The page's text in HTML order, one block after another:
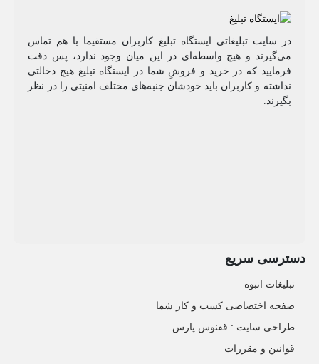
در سایت تبلیغاتی ایستگاه تبلیغ کاربران مستقیما با هم تماس
می‌گیرند و هیچ واسطه‌ای در این میان وجود ندارد، پس دقت
فرمایید که در خرید و فروشِ شما در ایستگاه تبلیغ هیچ دخالتی
نداشته و کاربران باید خودشان جنبه‌های مختلف امنیتی را در نظر
بگیرند.
دسترسی سریع
تبلیغات انبوه
صفحه اختصاصی کسب و کار شما
طراحی سایت :‌ ققنوس پارس
قوانین و مقررات